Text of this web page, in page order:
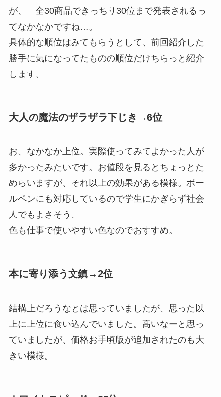
が、 全30商品できっちり30位まで発表されるっ
てなかなかですね…。
具体的な順位はみてもらうとして、前回紹介した
勝手に気になってたものの順位だけちらっと紹介
します。
大人の魔法のザラザラ下じき→6位
お、なかなか上位。実際使ってみてよかった人が
多かったみたいです。お値段を見るとちょっとた
めらいますが、それ以上の効果がある模様。ボー
ルペンにも対応しているので学生にかぎらず社会
人でもよさそう。
色も仕事で使いやすい色なのでおすすめ。
本に寄り添う文鎮→2位
結構上だろうなとは思っていましたが、思った以
上に上位に食い込んでいました。高いなーと思っ
ていましたが、価格お手頃版が追加されたのも大
きい模様。